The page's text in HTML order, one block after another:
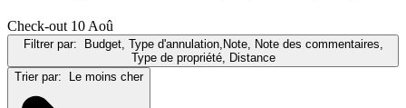
Check-out 10 Aoû
Filtrer par: Budget, Type d'annulation,Note, Note des commentaires,
Type de propriété, Distance
Trier par: Le moins cher